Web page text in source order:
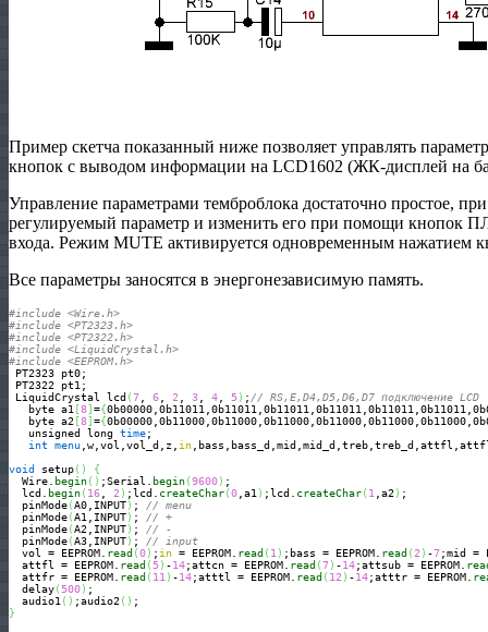
Пример скетча показанный ниже позволяет управлять
кнопок с выводом информации на LCD1602 (ЖК-дисплей на
Управление параметрами темброблока достаточно
регулируемый параметр и изменить его при помощи
входа. Режим MUTE активируется одновременным
Все параметры заносятся в энергонезависимую память.
#include <Wire.h>
#include <PT2323.h>
#include <PT2322.h>
#include <LiquidCrystal.h>
#include <EEPROM.h>
PT2323 pt0;
PT2322 pt1;
LiquidCrystal lcd (7 6 2 3 4 5) ; // RS,E,D4,D5,D6,D7 подключение LCD
   byte a1
[8] ={
   byte a2
[8] ={
   unsigned long
time;
int
menu ,w,vol,vol_d,z, in
void setup( )
{
  Wire.
begin( ) ;Serial. begin(9600) ;
  lcd.
begin( 16 2 ) ;lcd. createChar(0 ,a1 ) ;lcd. createChar( 1 ,a2 ) ;
  pinMode
(A0,INPUT) ; // menu
  pinMode
(A1,INPUT) ; // +
  pinMode
(A2,INPUT) ; // -
  pinMode
(A3,INPUT) ; // input
  vol = EEPROM.
read (0) ; in = EEPROM. read ( 1 ) ;bass = EEPROM. read (2 ) -7;mid =
  attfl = EEPROM.
read ( 5) -14;attcn = EEPROM. read (7) -14;attsub = EEPROM.
  attfr = EEPROM.
read ( 11 ) -14;atttl = EEPROM. read ( 12 ) -14;atttr = EEPROM.
  delay
( 500) ;
  audio1
( ) ;audio2 ( )
}